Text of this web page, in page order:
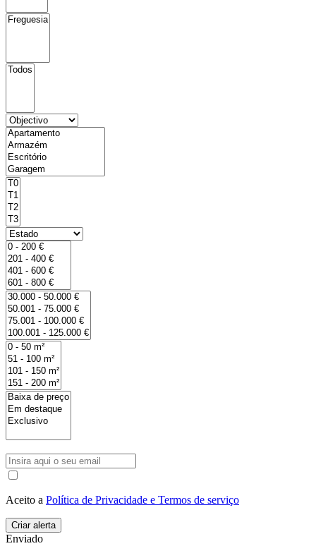
Aceito a Política de Privacidade e Termos de serviço
Enviado